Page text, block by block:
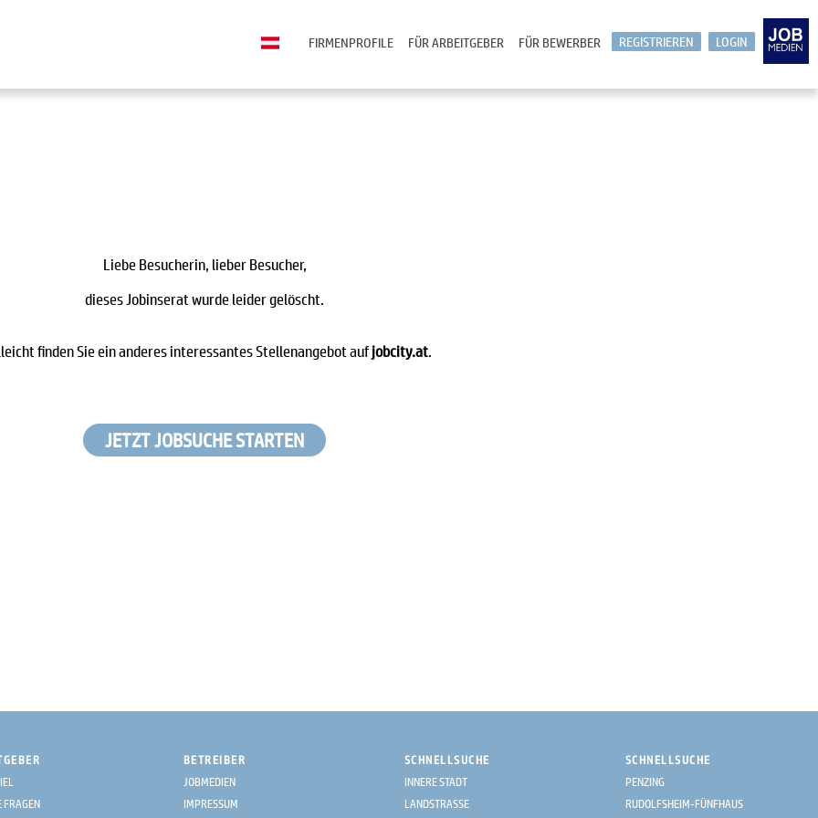
LOGIN
REGISTRIEREN
FÜR BEWERBER
FÜR ARBEITGEBER
FIRMENPROFILE
Liebe Besucherin, lieber Besucher,
dieses Jobinserat wurde leider gelöscht.
finden Sie ein anderes interessantes Stellenangebot aufjobcity.at.
JETZT JOBSUCHE STARTEN
FRAGEN
BETREIBER
JOBMEDIEN
IMPRESSUM
SCHNELLSUCHE
INNERE STADT
LANDSTRASSE
SCHNELLSUCHE
PENZING
RUDOLFSHEIM-FÜNFHAUS